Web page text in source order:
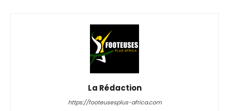
La Rédaction
https://footeusesplus-africa.com